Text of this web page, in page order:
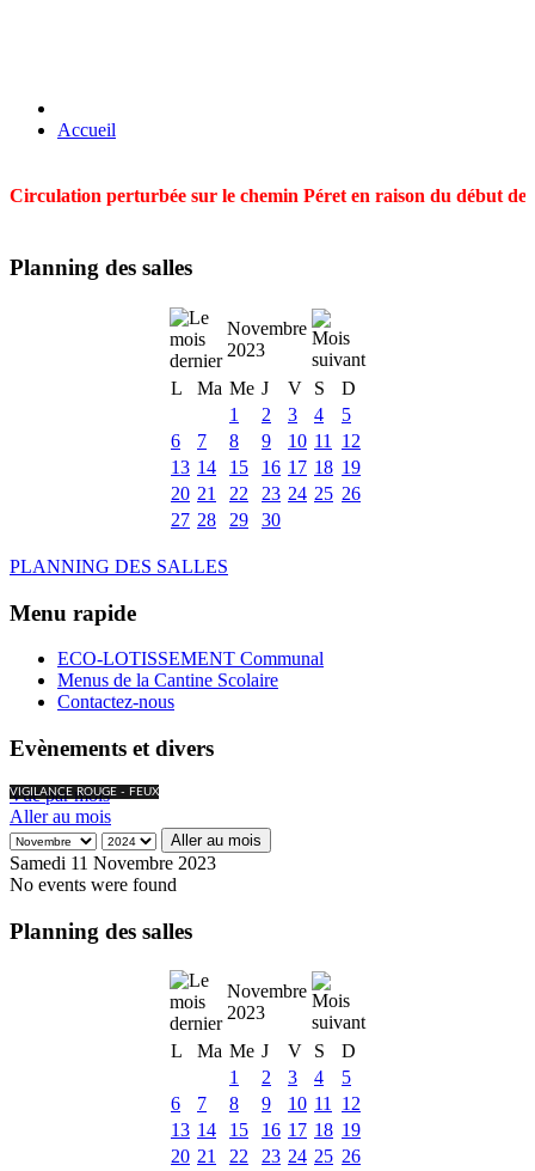
Accueil
Circulation perturbée sur le chemin Péret en raison du début
Planning des salles
Novembre
2023
L
Ma Me J V S
D
1
2 3 4
5
6
7 8 9 10 11
12
13 14 15 16 17 18 19
20 21 22 23 24 25 26
27 28 29 30
PLANNING DES SALLES
Menu rapide
ECO-LOTISSEMENT Communal
Menus de la Cantine Scolaire
Contactez-nous
Evènements et divers
VIGILANCE ROUGE - FEUX
Vue par mois
Aller au mois
Aller au mois
Samedi 11 Novembre 2023
No events were found
Planning des salles
Novembre
2023
L
Ma Me J V S
D
1
2 3 4
5
6
7 8 9 10 11
12
13 14 15 16 17 18 19
20 21 22 23 24 25 26